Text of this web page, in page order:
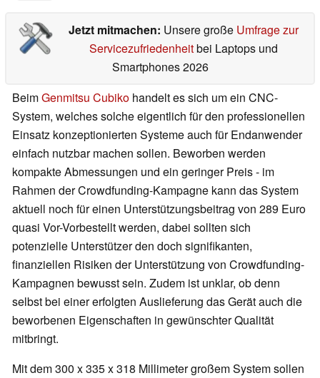
Jetzt mitmachen: Unsere große Umfrage zur
Servicezufriedenheitbei Laptops und
Smartphones 2026
BeimGenmitsu Cubiko handelt es sich um ein CNC-
System, welches solche eigentlich für den professionellen
Einsatz konzeptionierten Systeme auch für Endanwender
einfach nutzbar machen sollen. Beworben werden
kompakte Abmessungen und ein geringer Preis - im
Rahmen der Crowdfunding-Kampagne kann das System
aktuell noch für einen Unterstützungsbeitrag von 289 Euro
quasi Vor-Vorbestellt werden, dabei sollten sich
potenzielle Unterstützer den doch signifikanten,
finanziellen Risiken der Unterstützung von Crowdfunding-
Kampagnen bewusst sein. Zudem ist unklar, ob denn
selbst bei einer erfolgten Auslieferung das Gerät auch die
beworbenen Eigenschaften in gewünschter Qualität
mitbringt.
Mit dem 300 x 335 x 318 Millimeter großem System sollen